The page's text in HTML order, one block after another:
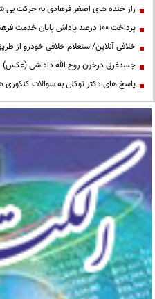
راز خنده های اصغر فرهادی به حرکت بی
پرداخت ۱۰۰ درصد پاداش پایان خدمت فرهنگیان
خلافی آنلاین/استعلام خلافی خودرو از
جسدغرق درخون روح الله داداشی (عکس)
پاسخ های دکتر توکلی به سوالات کنکوری